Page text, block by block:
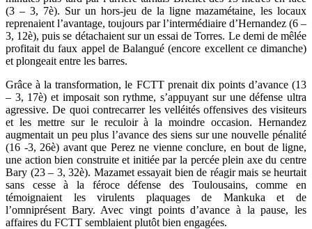
(3 – 3, 7è). Sur un hors-jeu de la ligne mazamétaine, les locaux
reprenaient l’avantage, toujours par l’intermédiaire d’Hernandez (6 –
3, 12è), puis se détachaient sur un essai de Torres. Le demi de mêlée
profitait du faux appel de Balangué (encore excellent ce dimanche)
et plongeait entre les barres.
Grâce à la transformation, le FCTT prenait dix points d’avance (13
– 3, 17è) et imposait son rythme, s’appuyant sur une défense ultra
agressive. De quoi contrecarrer les velléités offensives des visiteurs
et les mettre sur le reculoir à la moindre occasion. Hernandez
augmentait un peu plus l’avance des siens sur une nouvelle pénalité
(16 -3, 26è) avant que Perez ne vienne conclure, en bout de ligne,
une action bien construite et initiée par la percée plein axe du centre
Bary (23 – 3, 32è). Mazamet essayait bien de réagir mais se heurtait
sans cesse à la féroce défense des Toulousains, comme en
témoignaient les virulents plaquages de Mankuka et de
l’omniprésent Bary. Avec vingt points d’avance à la pause, les
affaires du FCTT semblaient plutôt bien engagées.